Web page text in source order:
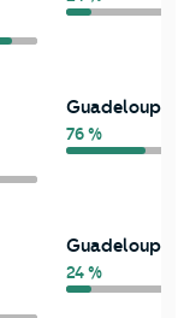
Guadeloupe
76 %
Guadeloupe
24 %